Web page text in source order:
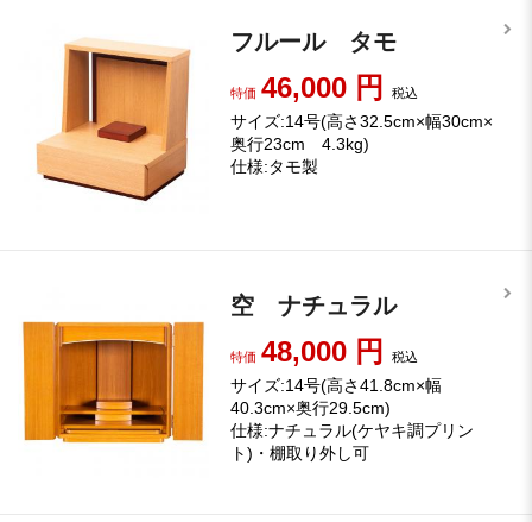
フルール タモ
特価 46,000 円税込
サイズ:14号(高さ32.5cm×幅30cm×
奥行23cm 4.3kg)
仕様:タモ製
空 ナチュラル
特価 48,000 円税込
サイズ:14号(高さ41.8cm×幅
40.3cm×奥行29.5cm)
仕様:ナチュラル(ケヤキ調プリン
ト)・棚取り外し可